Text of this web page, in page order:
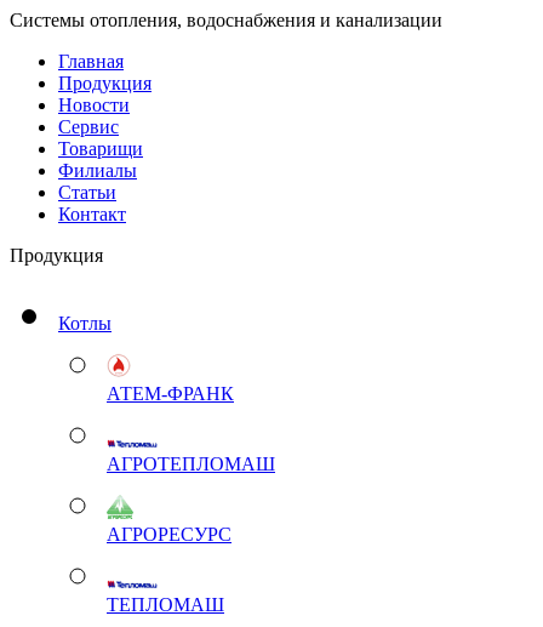
Системы отопления, водоснабжения и канализации
Главная
Продукция
Новости
Сервис
Товарищи
Филиалы
Статьи
Контакт
Продукция
Котлы
АТЕМ-ФРАНК
АГРОТЕПЛОМАШ
АГРОРЕСУРС
ТЕПЛОМАШ